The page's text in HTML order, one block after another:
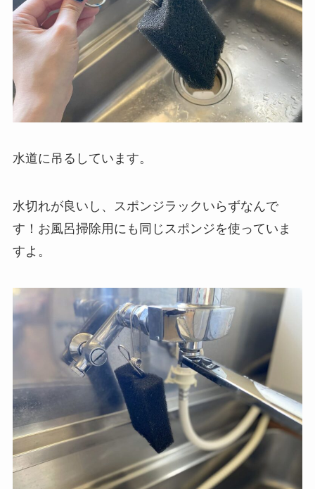
水道に吊るしています。
水切れが良いし、スポンジラックいらずなんで
す！お風呂掃除用にも同じスポンジを使っていま
すよ。